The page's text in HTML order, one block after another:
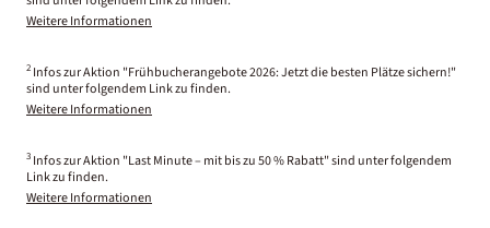
Weitere Informationen
2 Infos zur Aktion "Frühbucherangebote 2026: Jetzt die besten Plätze sichern!"
sind unter folgendem Link zu finden.
Weitere Informationen
3 Infos zur Aktion "Last Minute – mit bis zu 50 % Rabatt" sind unter folgendem
Link zu finden.
Weitere Informationen